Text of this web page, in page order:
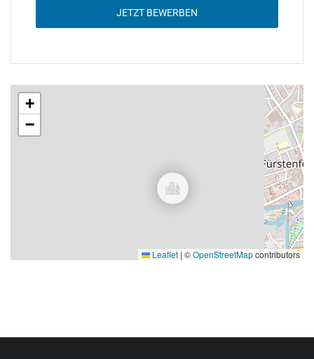
JETZT BEWERBEN
+
−
Leaflet | ©OpenStreetMapcontributors